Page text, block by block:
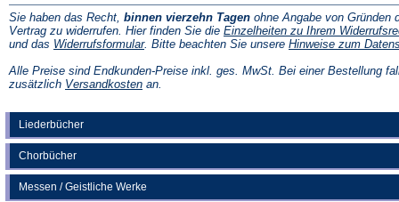
Liederbücher
Chorbücher
Messen / Geistliche Werke
Sie haben das Recht, binnen vierzehn Tagen ohne Angabe von Gründen
Vertrag zu widerrufen. Hier finden Sie die Einzelheiten zu Ihrem
und das Widerrufsformular(Öffnet
einem
neuen
. Bitte beachten Sie unsere Hinweise zum
Alle Preise sind Endkunden-Preise inkl. ges. MwSt. Bei einer Bestellung
zusätzlich Versandkosten(Öffnet
an.